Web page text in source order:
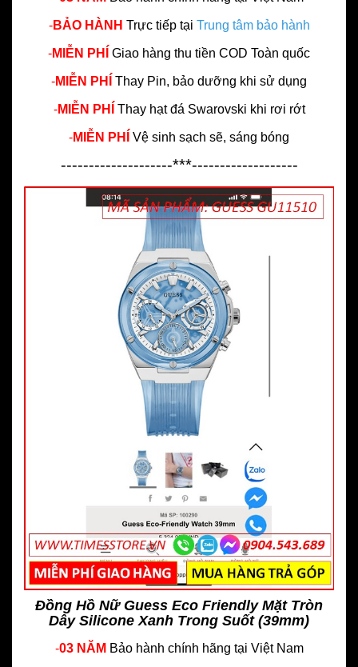
-BẢO HÀNH Trực tiếp tại Trung tâm bảo hành
-MIỄN PHÍ Giao hàng thu tiền COD Toàn quốc
-MIỄN PHÍ Thay Pin, bảo dưỡng khi sử dụng
-MIỄN PHÍ Thay hạt đá Swarovski khi rơi rớt
-MIỄN PHÍ Vệ sinh sạch sẽ, sáng bóng
--------------------***-------------------
Đồng Hồ Nữ Guess Eco Friendly Mặt Tròn
Dây Silicone Xanh Trong Suốt (39mm)
-03 NĂM Bảo hành chính hãng tại Việt Nam